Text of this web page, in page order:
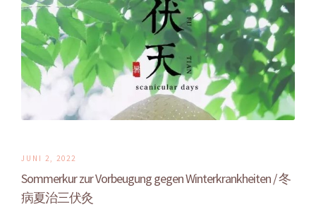
JUNI 2, 2022
Sommerkur zur Vorbeugung gegen Winterkrankheiten / 冬
病夏治三伏灸